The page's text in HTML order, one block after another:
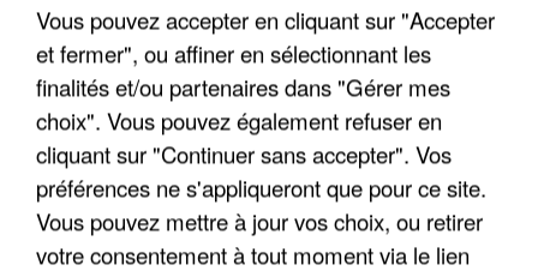
UNE TOURISTE DE L’OISE EMPORTÉE PAR UNE
COULÉE DE BOUE EN HAUTE-SAVOIE
Vous pouvez accepter en cliquant sur "Accepter
et fermer", ou affiner en sélectionnant les
finalités et/ou partenaires dans "Gérer mes
choix". Vous pouvez également refuser en
cliquant sur "Continuer sans accepter". Vos
préférences ne s'appliqueront que pour ce site.
Vous pouvez mettre à jour vos choix, ou retirer
votre consentement à tout moment via le lien